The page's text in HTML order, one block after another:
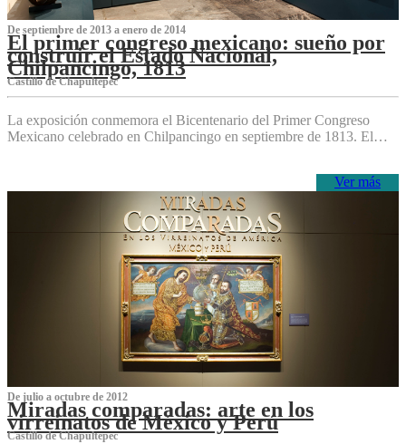
De septiembre de 2013 a enero de 2014
El primer congreso mexicano: sueño por
construir el Estado Nacional,
Chilpancingo, 1813
Castillo de Chapultepec
La exposición conmemora el Bicentenario del Primer Congreso
Mexicano celebrado en Chilpancingo en septiembre de 1813. El…
Ver más
De julio a octubre de 2012
Miradas comparadas: arte en los
virreinatos de México y Perú
Castillo de Chapultepec